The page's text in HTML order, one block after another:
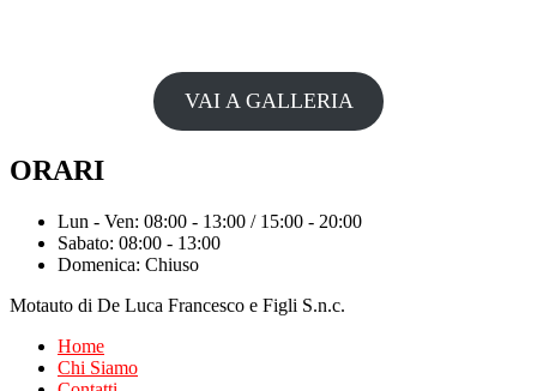
VAI A GALLERIA
ORARI
Lun - Ven: 08:00 - 13:00 / 15:00 - 20:00
Sabato: 08:00 - 13:00
Domenica: Chiuso
Motauto di De Luca Francesco e Figli S.n.c.
Home
Chi Siamo